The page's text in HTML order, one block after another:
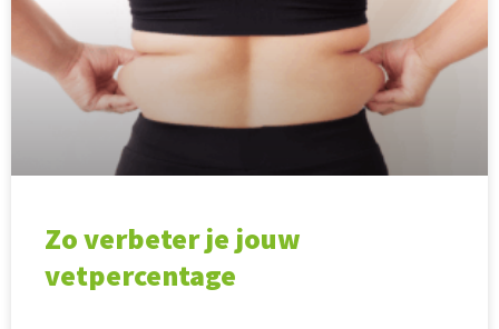
Zo verbeter je jouw
vetpercentage